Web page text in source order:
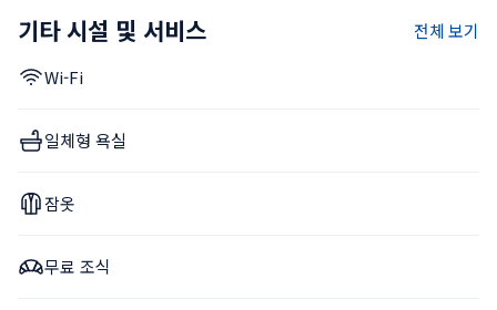
기타 시설 및 서비스 전체 보기
Wi-Fi
일체형 욕실
잠옷
무료 조식